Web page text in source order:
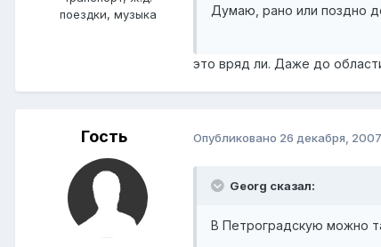
поездки, музыка
Думаю, рано или поздно
это вряд ли. Даже до
Гость Опубликовано 26 декабря, 2007
Georg сказал:
В Петроградскую можно